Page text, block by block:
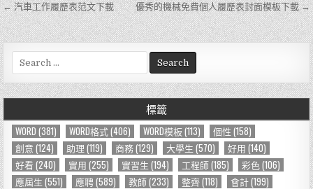
文
章
導
覽
← 汽車工作履歷表范文下載 優秀的機械免費個人履歷表封面模板下載 →
e
a
r
h
f
o
r
標籤
WORD (381) WORD格式(406) WORD模板(113) 個性 (158)
創意 (124) 助理 (119) 商務(129) 大學生 (570) 好用 (140)
好看 (240) 實用 (255) 實習生 (194) 工程師(185) 彩色 (106)
應屆生 (551) 應聘(589) 教師(233) 整齊(118) 會計(199)